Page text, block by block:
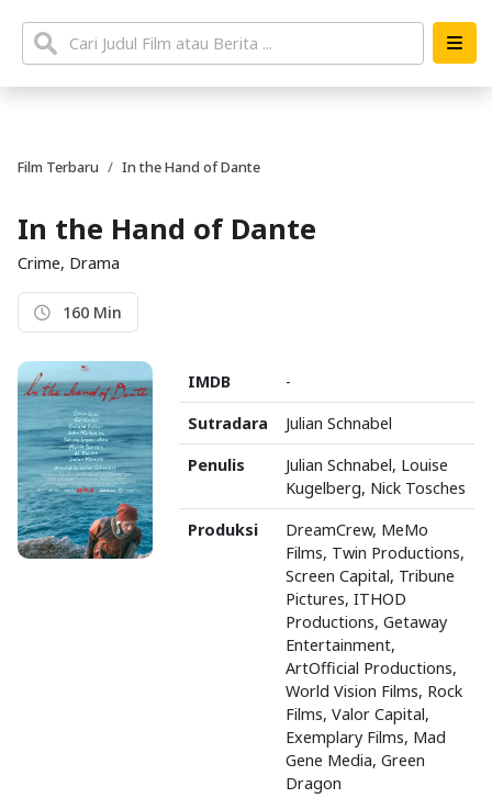
Film Terbaru In the Hand of Dante
In the Hand of Dante
Crime, Drama
160 Min
IMDB
-
Sutradara
Julian Schnabel
Penulis
Julian Schnabel, Louise
Kugelberg, Nick Tosches
Produksi
DreamCrew, MeMo
Films, Twin Productions,
Screen Capital, Tribune
Pictures, ITHOD
Productions, Getaway
Entertainment,
ArtOfficial Productions,
World Vision Films, Rock
Films, Valor Capital,
Exemplary Films, Mad
Gene Media, Green
Dragon